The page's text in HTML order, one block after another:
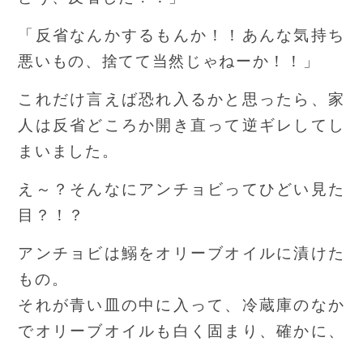
「反省なんかするもんか！！あんな気持ち
悪いもの、捨てて当然じゃねーか！！」
これだけ言えば恐れ入るかと思ったら、家
人は反省どころか開き直って逆ギレしてし
まいました。
え～？そんなにアンチョビってひどい見た
目？！？
アンチョビは鰯をオリーブオイルに漬けた
もの。
それが青い皿の中に入って、冷蔵庫のなか
でオリーブオイルも白く固まり、確かに、